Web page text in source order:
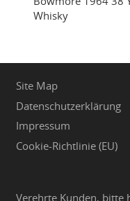
Whisky
Site Map
Datenschutzerklärung
Impressum
Cookie-Richtlinie (EU)
Verehrte Kunden, bitte